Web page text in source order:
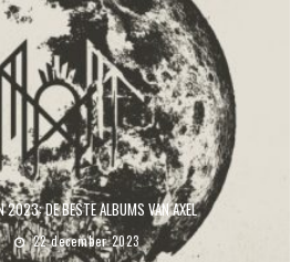
2023: DE BESTE ALBUMS VAN AXEL
22 december 2023